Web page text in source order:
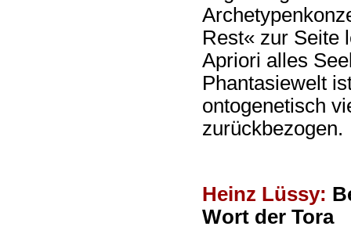
Rest« zur Seite
Apriori alles
Phantasiewelt
ontogenetisch
zurückbezogen.
Heinz Lüssy:
Wort der Tora